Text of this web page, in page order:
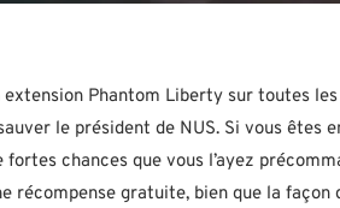
Phantom Liberty sur toutes
le président de NUS. Si vous êtes
chances que vous l’ayez
récompense gratuite, bien que la façon